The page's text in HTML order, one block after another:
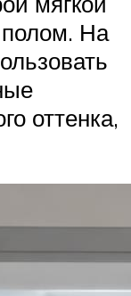
На
оттенка,